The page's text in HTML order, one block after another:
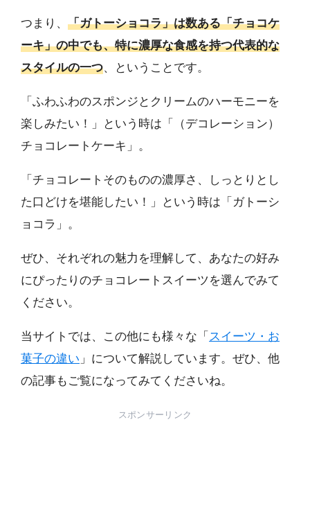
つまり、 「ガトーショコラ」は数ある「チョコケ
ーキ」の中でも、特に濃厚な食感を持つ代表的な
スタイルの一つ、ということです。
「ふわふわのスポンジとクリームのハーモニーを
楽しみたい！」という時は「（デコレーション）
チョコレートケーキ」。
「チョコレートそのものの濃厚さ、しっとりとし
た口どけを堪能したい！」という時は「ガトーシ
ョコラ」。
ぜひ、それぞれの魅力を理解して、あなたの好み
にぴったりのチョコレートスイーツを選んでみて
ください。
当サイトでは、この他にも様々な「 スイーツ・お
菓子の違い 」について解説しています。ぜひ、他
の記事もご覧になってみてくださいね。
スポンサーリンク